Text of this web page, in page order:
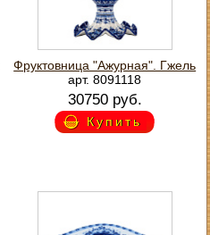
Фруктовница "Ажурная". Гжель
арт. 8091118
30750 руб.
Купить